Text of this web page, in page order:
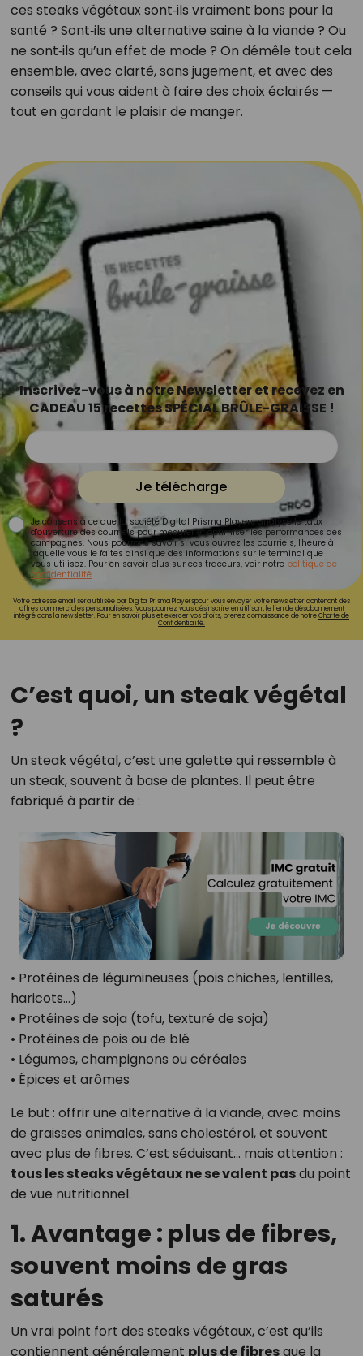
ces steaks végétaux sont‑ils vraiment bons pour la
santé ? Sont‑ils une alternative saine à la viande ? Ou
ne sont‑ils qu’un effet de mode ? On démêle tout cela
ensemble, avec clarté, sans jugement, et avec des
conseils qui vous aident à faire des choix éclairés —
tout en gardant le plaisir de manger.
Inscrivez-vous à notre Newsletter et recevez en
CADEAU 15 recettes SPÉCIAL BRÛLE-GRAISSE !
Je télécharge
Je consens à ce que la société Digital Prisma Players analyse le taux
d'ouverture des courriels pour mesurer et optimiser les performances des
campagnes. Nous pourrons savoir si vous ouvrez les courriels, l'heure à
laquelle vous le faites ainsi que des informations sur le terminal que
vous utilisez. Pour en savoir plus sur ces traceurs, voir notre politique de
confidentialité.
Votre adresse email sera utilisée par Digital Prisma Playerspour vous envoyer votre newsletter contenant des
offres commerciales personnalisées. Vous pourrez vous désinscrire en utilisant le lien de désabonnement
intégré dans la newsletter. Pour en savoir plus et exercer vos droits, prenez connaissance de notreCharte de
Confidentialité.
C’est quoi, un steak végétal
?
Un steak végétal, c’est une galette qui ressemble à
un steak, souvent à base de plantes. Il peut être
fabriqué à partir de :
• Protéines de légumineuses (pois chiches, lentilles,
haricots…)
• Protéines de soja (tofu, texturé de soja)
• Protéines de pois ou de blé
• Légumes, champignons ou céréales
• Épices et arômes
Le but : offrir une alternative à la viande, avec moins
de graisses animales, sans cholestérol, et souvent
avec plus de fibres. C’est séduisant… mais attention :
tous les steaks végétaux ne se valent pasdu point
de vue nutritionnel.
1. Avantage : plus de fibres,
souvent moins de gras
saturés
Un vrai point fort des steaks végétaux, c’est qu’ils
contiennent généralement plus de fibresque la